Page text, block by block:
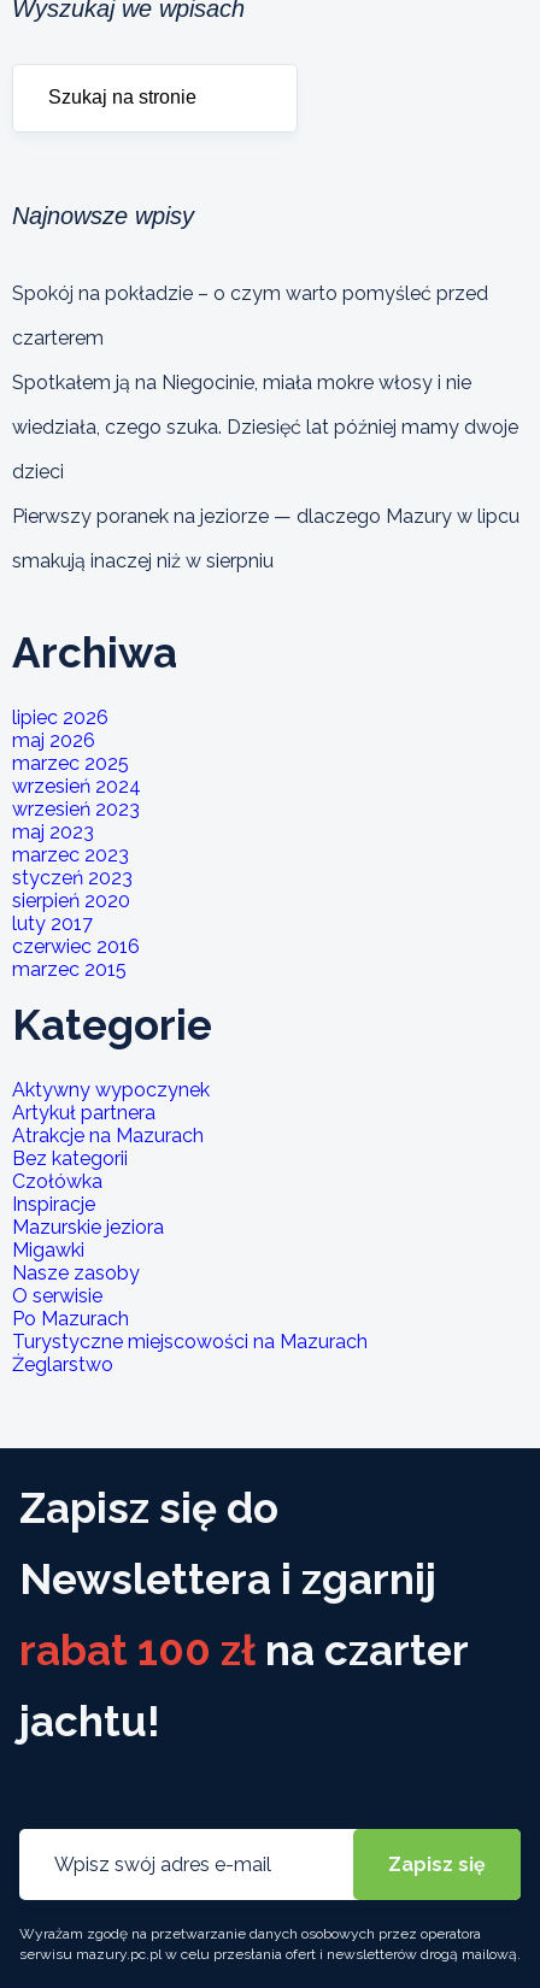
Wyszukaj we wpisach
Najnowsze wpisy
Spokój na pokładzie – o czym warto pomyśleć przed
czarterem
Spotkałem ją na Niegocinie, miała mokre włosy i nie
wiedziała, czego szuka. Dziesięć lat później mamy dwoje
dzieci
Pierwszy poranek na jeziorze — dlaczego Mazury w lipcu
smakują inaczej niż w sierpniu
Archiwa
lipiec 2026
maj 2026
marzec 2025
wrzesień 2024
wrzesień 2023
maj 2023
marzec 2023
styczeń 2023
sierpień 2020
luty 2017
czerwiec 2016
marzec 2015
Kategorie
Aktywny wypoczynek
Artykuł partnera
Atrakcje na Mazurach
Bez kategorii
Czołówka
Inspiracje
Mazurskie jeziora
Migawki
Nasze zasoby
O serwisie
Po Mazurach
Turystyczne miejscowości na Mazurach
Żeglarstwo
Zapisz się do
Newslettera i zgarnij
rabat 100 zł na czarter
jachtu!
Wyrażam zgodę na przetwarzanie danych osobowych przez operatora
serwisu mazury.pc.pl w celu przesłania ofert i newsletterów drogą mailową.